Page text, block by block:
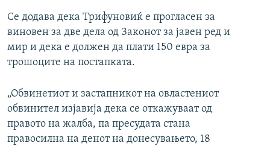
Се додава дека Трифуновиќ е прогласен за
виновен за две дела од Законот за јавен ред и
мир и дека е должен да плати 150 евра за
трошоците на постапката.
„Обвинетиот и застапникот на овластениот
обвинител изјавија дека се откажуваат од
правото на жалба, па пресудата стана
правосилна на денот на донесувањето, 18